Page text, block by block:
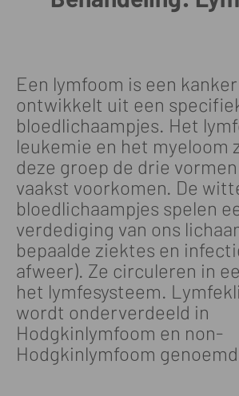
Een lymfoom is een
ontwikkelt uit een
bloedlichaampjes. Het
leukemie en het myeloom
deze groep de drie
vaakst voorkomen. De
bloedlichaampjes spelen
verdediging van ons
bepaalde ziektes en
afweer). Ze circuleren in
het lymfesysteem.
wordt onderverdeeld in
Hodgkinlymfoom en non-
Hodgkinlymfoom